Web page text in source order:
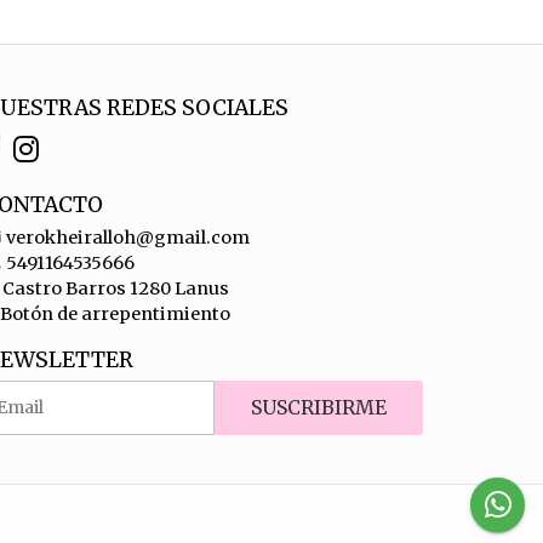
REDES SOCIALES
verokheiralloh@gmail.com
5491164535666
Castro Barros 1280 Lanus
Botón de arrepentimiento
SUSCRIBIRME